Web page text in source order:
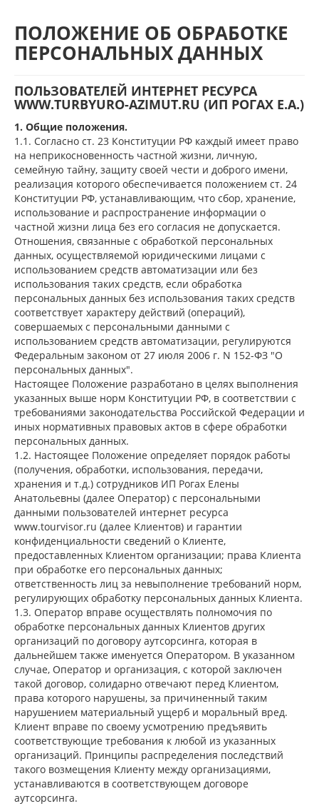
ПОЛОЖЕНИЕ ОБ ОБРАБОТКЕ
ПЕРСОНАЛЬНЫХ ДАННЫХ
ПОЛЬЗОВАТЕЛЕЙ ИНТЕРНЕТ РЕСУРСА
WWW.TURBYURO-AZIMUT.RU (ИП РОГАХ Е.А.)
1. Общие положения.
1.1. Согласно ст. 23 Конституции РФ каждый имеет право
на неприкосновенность частной жизни, личную,
семейную тайну, защиту своей чести и доброго имени,
реализация которого обеспечивается положением ст. 24
Конституции РФ, устанавливающим, что сбор, хранение,
использование и распространение информации о
частной жизни лица без его согласия не допускается.
Отношения, связанные с обработкой персональных
данных, осуществляемой юридическими лицами с
использованием средств автоматизации или без
использования таких средств, если обработка
персональных данных без использования таких средств
соответствует характеру действий (операций),
совершаемых с персональными данными с
использованием средств автоматизации, регулируются
Федеральным законом от 27 июля 2006 г. N 152-ФЗ "О
персональных данных".
Настоящее Положение разработано в целях выполнения
указанных выше норм Конституции РФ, в соответствии с
требованиями законодательства Российской Федерации и
иных нормативных правовых актов в сфере обработки
персональных данных.
1.2. Настоящее Положение определяет порядок работы
(получения, обработки, использования, передачи,
хранения и т.д.) сотрудников ИП Рогах Елены
Анатольевны (далее Оператор) с персональными
данными пользователей интернет ресурса
www.tourvisor.ru (далее Клиентов) и гарантии
конфиденциальности сведений о Клиенте,
предоставленных Клиентом организации; права Клиента
при обработке его персональных данных;
ответственность лиц за невыполнение требований норм,
регулирующих обработку персональных данных Клиента.
1.3. Оператор вправе осуществлять полномочия по
обработке персональных данных Клиентов других
организаций по договору аутсорсинга, которая в
дальнейшем также именуется Оператором. В указанном
случае, Оператор и организация, с которой заключен
такой договор, солидарно отвечают перед Клиентом,
права которого нарушены, за причиненный таким
нарушением материальный ущерб и моральный вред.
Клиент вправе по своему усмотрению предъявить
соответствующие требования к любой из указанных
организаций. Принципы распределения последствий
такого возмещения Клиенту между организациями,
устанавливаются в соответствующем договоре
аутсорсинга.